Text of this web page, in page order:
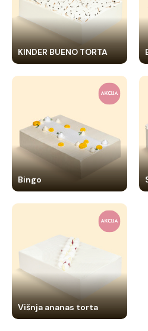
KINDER BUENO TORTA
Bingo
Višnja ananas torta